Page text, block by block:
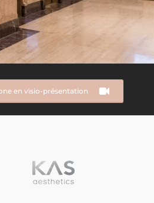
en visio-présentation